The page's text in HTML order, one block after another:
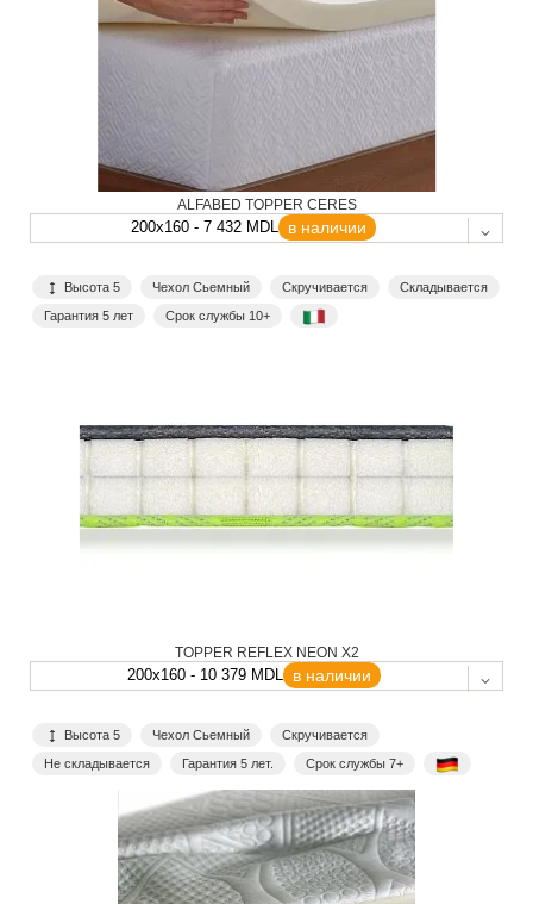
ALFABED TOPPER CERES
200x160 - 7 432 MDL в наличии
Высота 5 Чехол Сьемный Скручивается
Складывается
Гарантия 5 лет
Срок службы 10+
TOPPER REFLEX NEON X2
200x160 - 10 379 MDL в наличии
Высота 5 Чехол Сьемный
Скручивается
Не складывается
Гарантия 5 лет. Срок службы 7+